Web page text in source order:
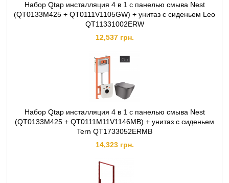
Набор Qtap инсталляция 4 в 1 с панелью смыва Nest
(QT0133M425 + QT0111V1105GW) + унитаз с сиденьем Leo
QT11331002ERW
12,537 грн.
Набор Qtap инсталляция 4 в 1 с панелью смыва Nest
(QT0133M425 + QT0111M11V1146MB) + унитаз с сиденьем
Tern QT1733052ERMB
14,323 грн.